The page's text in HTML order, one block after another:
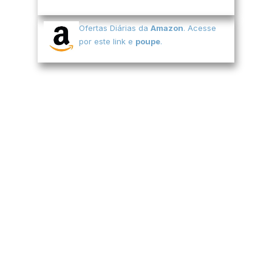
Ofertas Diárias da Amazon. Acesse
por este link e poupe.